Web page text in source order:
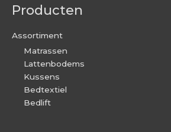
Producten
Assortiment
Matrassen
Lattenbodems
Kussens
Bedtextiel
Bedlift